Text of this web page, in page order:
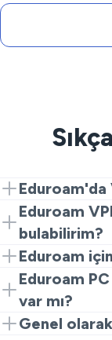
Evet. VeePN'i
platforma
gereken
Eduroam
bulabilirim?
VeePN'i web
öğrenmeye
Eduroam
Ücretsiz
sınırlamalar
erişimi için
güvenlidir.
Eduroam
var mı?
Çoğu ücretsiz
Genel